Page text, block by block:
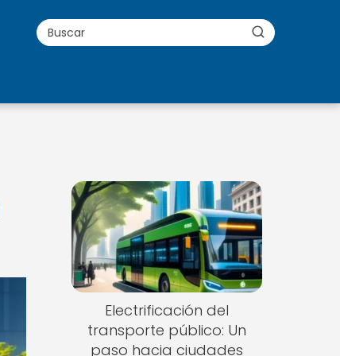
Electrificación del
transporte público: Un
paso hacia ciudades